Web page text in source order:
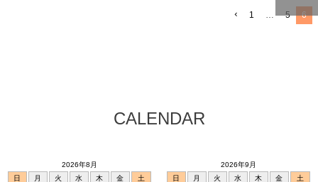
1 … 5 6
ページトッ
CALENDAR
2026年8月
日
月 火 水 木 金
土
2026年9月
日
月 火 水 木 金
土